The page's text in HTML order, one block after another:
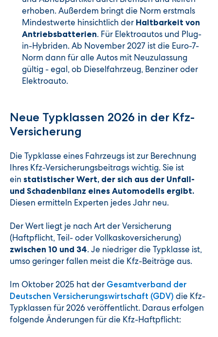
erhoben. Außerdem bringt die Norm erstmals
Mindestwerte hinsichtlich der Haltbarkeit von
Antriebsbatterien. Für Elektroautos und Plug-
in-Hybriden. Ab November 2027 ist die Euro-7-
Norm dann für alle Autos mit Neuzulassung
gültig - egal, ob Dieselfahrzeug, Benziner oder
Elektroauto.
Neue Typklassen 2026 in der Kfz-
Versicherung
Die Typklasse eines Fahrzeugs ist zur Berechnung
Ihres Kfz-Versicherungsbeitrags wichtig. Sie ist
ein statistischer Wert, der sich aus der Unfall-
und Schadenbilanz eines Automodells ergibt.
Diesen ermitteln Experten jedes Jahr neu.
Der Wert liegt je nach Art der Versicherung
(Haftpflicht, Teil- oder Vollkaskoversicherung)
zwischen 10 und 34. Je niedriger die Typklasse ist,
umso geringer fallen meist die Kfz-Beiträge aus.
Im Oktober 2025 hat der Gesamtverband der
Deutschen Versicherungswirtschaft (GDV) die Kfz-
Typklassen für 2026 veröffentlicht. Daraus erfolgen
folgende Änderungen für die Kfz-Haftpflicht: